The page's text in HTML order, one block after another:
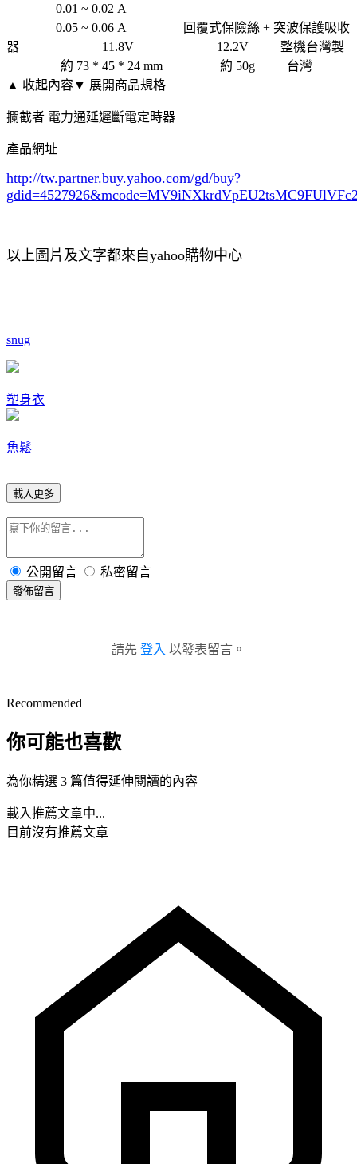
0.01 ~ 0.02 A
0.05 ~ 0.06 A
回覆式保險絲 + 突波保護吸收
器
11.8V 12.2V
整機台灣製
約 73 * 45 * 24 mm 約 50g
台灣
▲ 收起內容▼ 展開商品規格
攔截者 電力通延遲斷電定時器
產品網址
http://tw.partner.buy.yahoo.com/gd/buy?
gdid=4527926
以上圖片及文字都來自yahoo購物中心
snug
塑身衣
魚鬆
載入更多
公開留言 私密留言
發佈留言
請先 登入 以發表留言。
Recommended
你可能也喜歡
為你精選 3 篇值得延伸閱讀的內容
載入推薦文章中...
目前沒有推薦文章